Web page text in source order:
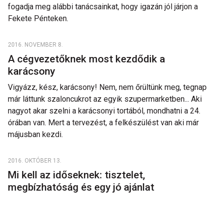
fogadja meg alábbi tanácsainkat, hogy igazán jól járjon a
Fekete Pénteken.
2016. NOVEMBER 8.
A cégvezetőknek most kezdődik a
karácsony
Vigyázz, kész, karácsony! Nem, nem őrültünk meg, tegnap
már láttunk szaloncukrot az egyik szupermarketben... Aki
nagyot akar szelni a karácsonyi tortából, mondhatni a 24.
órában van. Mert a tervezést, a felkészülést van aki már
májusban kezdi.
2016. OKTÓBER 13.
Mi kell az időseknek: tisztelet,
megbízhatóság és egy jó ajánlat